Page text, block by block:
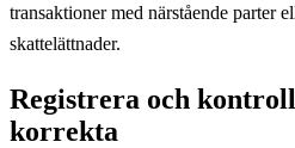
transaktioner med närstående parter
skattelättnader.
Registrera och
korrekta